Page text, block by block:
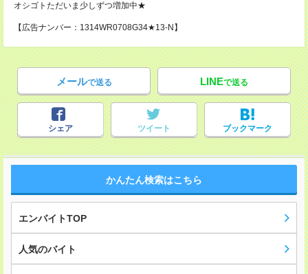
オシゴトただいま少しずつ増加中★
【広告ナンバー：1314WR0708G34★13-N】
メールで送る LINEで送る
シェア ツイート ブックマーク
かんたん検索はこちら
エンバイトTOP
人気のバイト